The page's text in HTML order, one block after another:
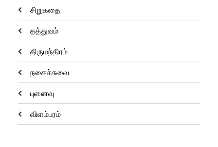
சிறுகதை
தத்துவம்
திருமந்திரம்
நகைச்சுவை
புனைவு
விளம்பரம்